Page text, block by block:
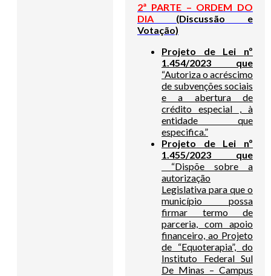
2ª PARTE – ORDEM DO
DIA (Discussão e
Votação)
Projeto de Lei nº
1.454/2023 que
“Autoriza o acréscimo
de subvenções sociais
e a abertura de
crédito especial , à
entidade que
especifica.”
Projeto de Lei nº
1.455/2023 que
“Dispõe sobre a
autorização
Legislativa para que o
município possa
firmar termo de
parceria, com apoio
financeiro, ao Projeto
de “Equoterapia”, do
Instituto Federal Sul
De Minas – Campus